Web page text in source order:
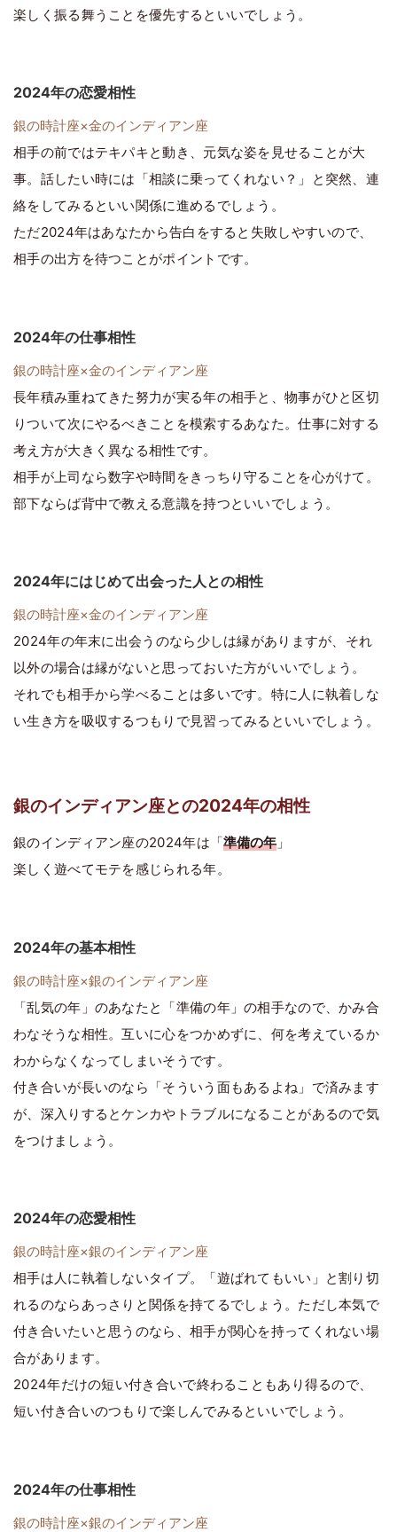
楽しく振る舞うことを優先するといいでしょう。
2024年の恋愛相性
銀の時計座×金のインディアン座
相手の前ではテキパキと動き、元気な姿を見せることが大
事。話したい時には「相談に乗ってくれない？」と突然、連
絡をしてみるといい関係に進めるでしょう。
ただ2024年はあなたから告白をすると失敗しやすいので、
相手の出方を待つことがポイントです。
2024年の仕事相性
銀の時計座×金のインディアン座
長年積み重ねてきた努力が実る年の相手と、物事がひと区切
りついて次にやるべきことを模索するあなた。仕事に対する
考え方が大きく異なる相性です。
相手が上司なら数字や時間をきっちり守ることを心がけて。
部下ならば背中で教える意識を持つといいでしょう。
2024年にはじめて出会った人との相性
銀の時計座×金のインディアン座
2024年の年末に出会うのなら少しは縁がありますが、それ
以外の場合は縁がないと思っておいた方がいいでしょう。
それでも相手から学べることは多いです。特に人に執着しな
い生き方を吸収するつもりで見習ってみるといいでしょう。
銀のインディアン座との2024年の相性
銀のインディアン座の2024年は「準備の年 」
楽しく遊べてモテを感じられる年。
2024年の基本相性
銀の時計座×銀のインディアン座
「乱気の年」のあなたと「準備の年」の相手なので、かみ合
わなそうな相性。互いに心をつかめずに、何を考えているか
わからなくなってしまいそうです。
付き合いが長いのなら「そういう面もあるよね」で済みます
が、深入りするとケンカやトラブルになることがあるので気
をつけましょう。
2024年の恋愛相性
銀の時計座×銀のインディアン座
相手は人に執着しないタイプ。「遊ばれてもいい」と割り切
れるのならあっさりと関係を持てるでしょう。ただし本気で
付き合いたいと思うのなら、相手が関心を持ってくれない場
合があります。
2024年だけの短い付き合いで終わることもあり得るので、
短い付き合いのつもりで楽しんでみるといいでしょう。
2024年の仕事相性
銀の時計座×銀のインディアン座